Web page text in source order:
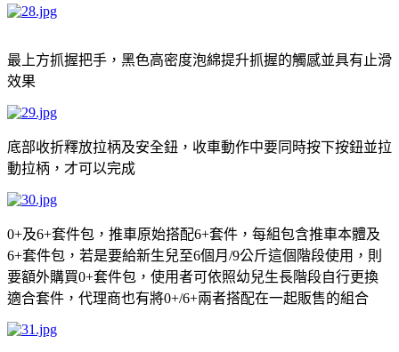
最上方抓握把手，黑色高密度泡綿提升抓握的觸感並具有止滑
效果
底部收折釋放拉柄及安全鈕，收車動作中要同時按下按鈕並拉
動拉柄，才可以完成
0+及6+套件包，推車原始搭配6+套件，每組包含推車本體及
6+套件包，若是要給新生兒至6個月/9公斤這個階段使用，則
要額外購買0+套件包，使用者可依照幼兒生長階段自行更換
適合套件，代理商也有將0+/6+兩者搭配在一起販售的組合